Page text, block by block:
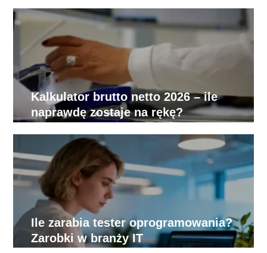
Kalkulator brutto netto 2026 – ile
naprawdę zostaje na rękę?
Ile zarabia tester oprogramowania?
Zarobki w branży IT